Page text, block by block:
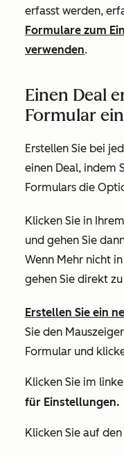
erfasst werden,
Formulare zum
verwenden.
Einen Deal
Formular
Erstellen Sie bei
einen Deal, indem
Formulars die
Klicken Sie in
und gehen Sie
Wenn Mehr nicht
gehen Sie direkt zu
Erstellen Sie ein
Sie den
Formular und
Klicken Sie im
für Einstellungen.
Klicken Sie auf den